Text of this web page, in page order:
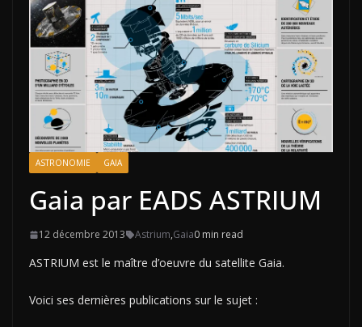
ASTRONOMIE GAIA
Gaia par EADS ASTRIUM
12 décembre 2013 Astrium,Gaia0 min read
ASTRIUM est le maître d’oeuvre du satellite Gaia.
Voici ses dernières publications sur le sujet :